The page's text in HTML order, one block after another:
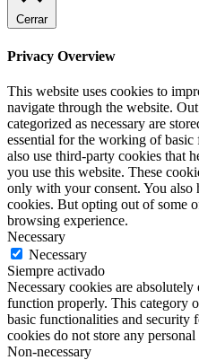
Cerrar
Privacy Overview
This website uses cookies to
navigate through the website.
categorized as necessary are
essential for the working of
also use third-party cookies that
you use this website. These
only with your consent. You also
cookies. But opting out of some
browsing experience.
Necessary
Necessary
Siempre activado
Necessary cookies are
function properly. This category
basic functionalities and security
cookies do not store any
Non-necessary